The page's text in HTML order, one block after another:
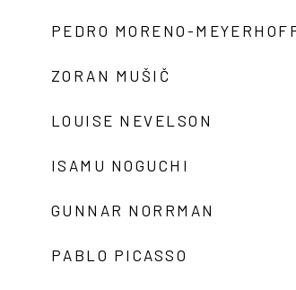
PEDRO MORENO-
ZORAN MUŠIČ
LOUISE NEVELSON
ISAMU NOGUCHI
GUNNAR NORRMAN
PABLO PICASSO